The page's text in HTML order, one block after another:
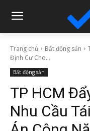
Trang chủ Bất động sản
Định Cư Cho...
Bất động sản
TP HCM
Nhu Cầu